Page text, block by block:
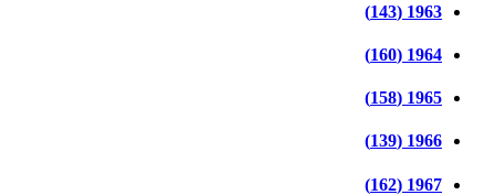
1963 (143)
1964 (160)
1965 (158)
1966 (139)
1967 (162)